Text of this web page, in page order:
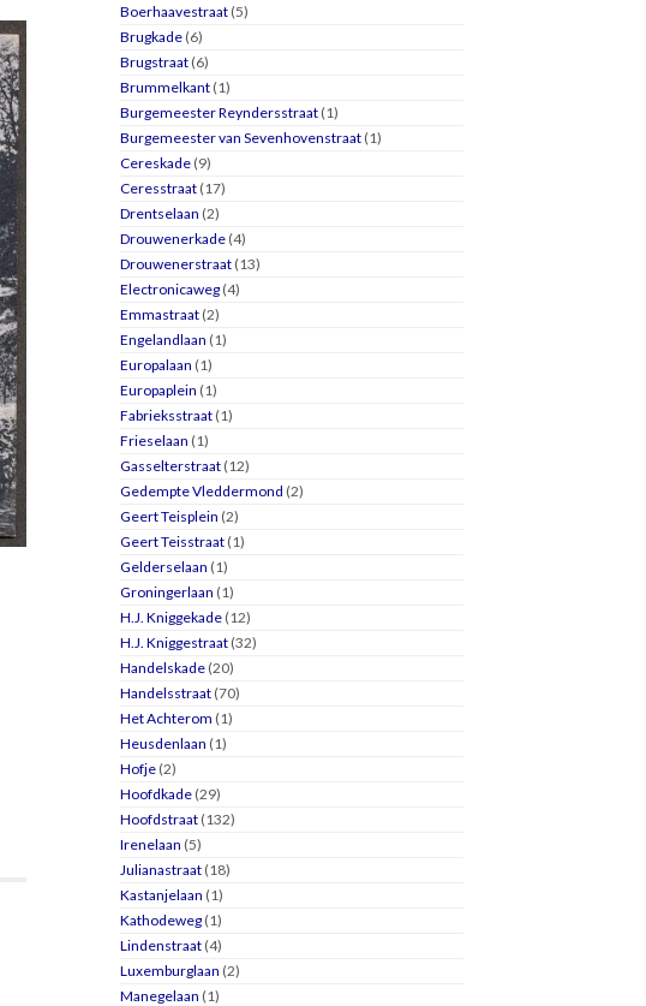
Boerhaavestraat (5)
Brugkade (6)
Brugstraat (6)
Brummelkant (1)
Burgemeester Reyndersstraat (1)
Burgemeester van Sevenhovenstraat (1)
Cereskade (9)
Ceresstraat (17)
Drentselaan (2)
Drouwenerkade (4)
Drouwenerstraat (13)
Electronicaweg (4)
Emmastraat (2)
Engelandlaan (1)
Europalaan (1)
Europaplein (1)
Fabrieksstraat (1)
Frieselaan (1)
Gasselterstraat (12)
Gedempte Vleddermond (2)
Geert Teisplein (2)
Geert Teisstraat (1)
Gelderselaan (1)
Groningerlaan (1)
H.J. Kniggekade (12)
H.J. Kniggestraat (32)
Handelskade (20)
Handelsstraat (70)
Het Achterom (1)
Heusdenlaan (1)
Hofje (2)
Hoofdkade (29)
Hoofdstraat (132)
Irenelaan (5)
Julianastraat (18)
Kastanjelaan (1)
Kathodeweg (1)
Lindenstraat (4)
Luxemburglaan (2)
Manegelaan (1)